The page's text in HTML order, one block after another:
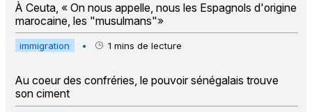
À Ceuta, « On nous appelle, nous les Espagnols d'origine
marocaine, les "musulmans"»
immigration • 1 mins de lecture
Au coeur des confréries, le pouvoir sénégalais trouve
son ciment